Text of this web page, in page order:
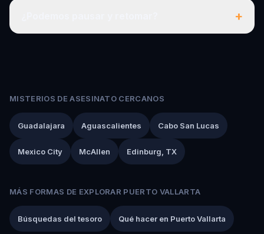
+
MISTERIOS DE ASESINATO CERCANOS
Guadalajara Aguascalientes Cabo San Lucas
Mexico City McAllen Edinburg, TX
MÁS FORMAS DE EXPLORAR PUERTO VALLARTA
Búsquedas del tesoro Qué hacer en Puerto Vallarta